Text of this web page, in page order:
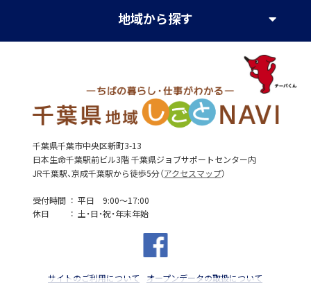
地域から探す
千葉県千葉市中央区新町3-13
日本生命千葉駅前ビル3階 千葉県ジョブサポートセンター内
JR千葉駅、京成千葉駅から徒歩5分（アクセスマップ）
受付時間
平日 9:00～17:00
休日
土・日・祝・年末年始
サイトのご利用について オープンデータの取扱について